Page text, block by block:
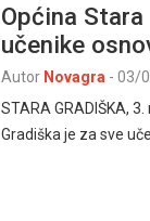
Općina
učenike
Autor Novagra - 03/
STARA GRADIŠKA,
Gradiška je za sve